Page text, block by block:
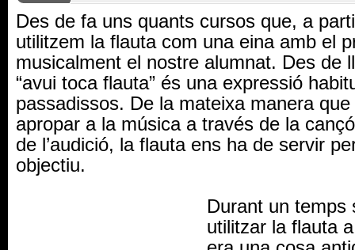
Des de fa uns quants cursos que, a
utilitzem la flauta com una eina amb el
musicalment el nostre alumnat. Des de
“avui toca flauta” és una expressió
passadissos. De la mateixa manera
apropar a la música a través de la
de l’audició, la flauta ens ha de servir
objectiu.
Durant un temps
utilitzar la flauta